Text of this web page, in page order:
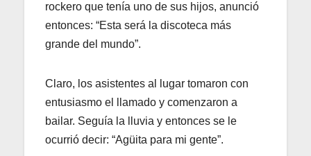
rockero que tenía uno de sus hijos, anunció
entonces: “Esta será la discoteca más
grande del mundo”.
Claro, los asistentes al lugar tomaron con
entusiasmo el llamado y comenzaron a
bailar. Seguía la lluvia y entonces se le
ocurrió decir: “Agüita para mi gente”.